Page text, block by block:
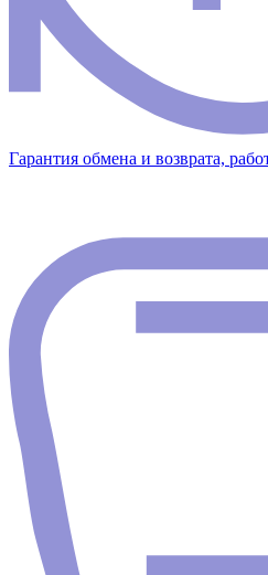
Гарантия обмена и возврата,